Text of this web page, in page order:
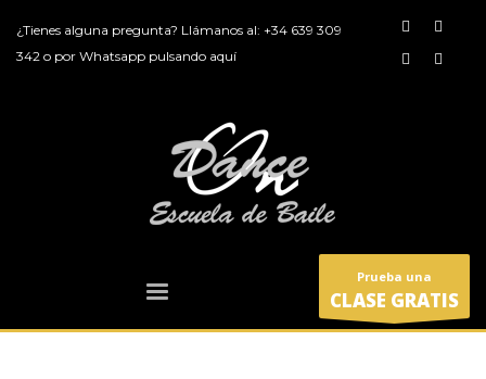
¿Tienes alguna pregunta? Llámanos al: +34 639 309
342 o por Whatsapp pulsando aquí
Prueba una
CLASE GRATIS